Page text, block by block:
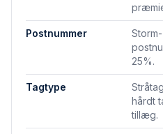
Postnummer
25%.
Tagtype
hårdt
tillæg.